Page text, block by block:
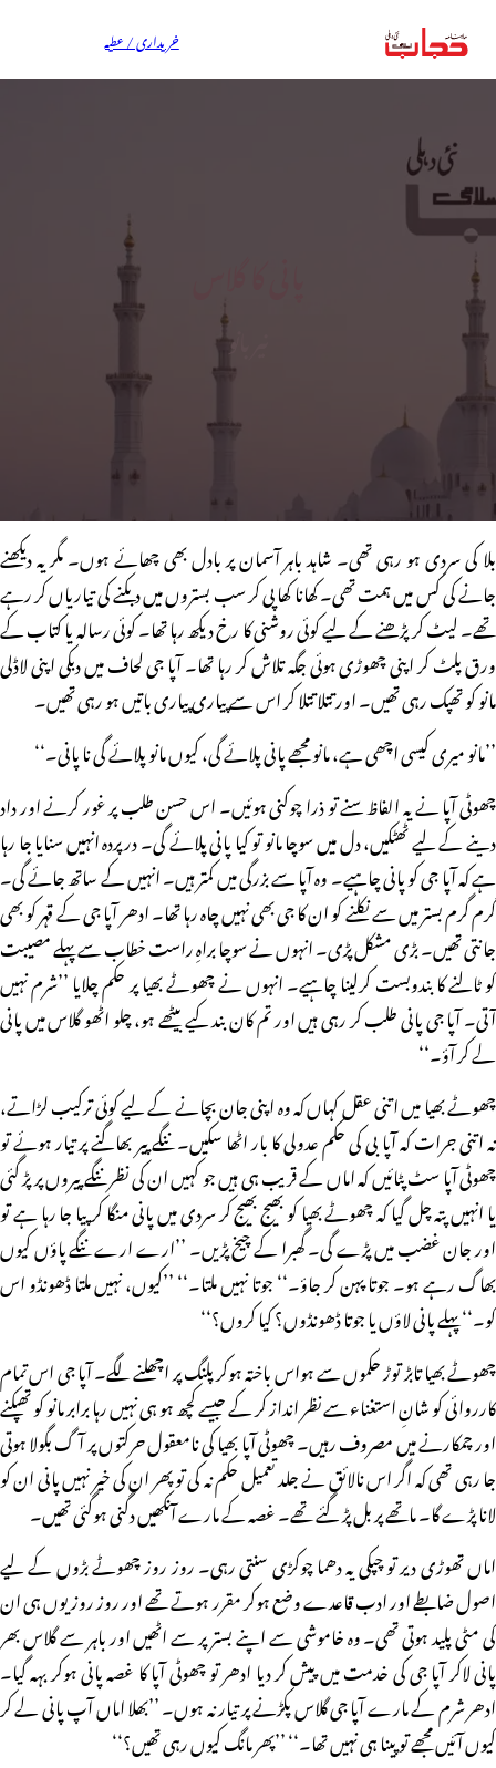
خریداری / عطیہ
نیر بانو
بلا کی سردی ہو رہی تھی۔ شاہد باہر آسمان پر بادل بھی چھائے ہوں۔ مگر یہ دیکھنے
جانے کی کس میں ہمت تھی۔ کھانا کھا پی کر سب بستروں میں دبکنے کی تیاریاں کر رہے
تھے۔ لیٹ کر پڑھنے کے لیے کوئی روشنی کا رخ دیکھ رہا تھا۔ کوئی رسالہ یا کتاب کے
ورق پلٹ کر اپنی چھوڑی ہوئی جگہ تلاش کر رہا تھا۔ آپا جی لحاف میں دبکی اپنی لاڈلی
مانو کو تھپک رہی تھیں۔ اور تتلا تتلا کر اس سے پیاری پیاری باتیں ہو رہی تھیں۔
’’مانو میری کیسی اچھی ہے، مانو مجھے پانی پلائے گی، کیوں مانو پلائے گی نا پانی۔‘‘
چھوٹی آپا نے یہ الفاظ سنے تو ذرا چوکنی ہوئیں۔ اس حسن طلب پر غور کرنے اور داد
دینے کے لیے ٹھٹکیں، دل میں سوچا مانو تو کیا پانی پلائے گی۔ درپردہ انہیں سنایا جا رہا
ہے کہ آپا جی کو پانی چاہیے۔ وہ آپا سے بزرگی میں کمتر ہیں۔ انہیں کے ساتھ جائے گی۔
گرم گرم بستر میں سے نکلنے کو ان کا جی بھی نہیں چاہ رہا تھا۔ ادھر آپا جی کے قہر کو بھی
جانتی تھیں۔ بڑی مشکل پڑی۔ انہوں نے سوچا براہِ راست خطاب سے پہلے مصیبت
کو ٹالنے کا بندوبست کرلینا چاہیے۔ انہوں نے چھوٹے بھیا پر حکم چلایا ’’شرم نہیں
آتی۔ آپا جی پانی طلب کر رہی ہیں اور تم کان بند کیے بیٹھے ہو، چلو اٹھو گلاس میں پانی
لے کر آؤ۔‘‘
چھوٹے بھیا میں اتنی عقل کہاں کہ وہ اپنی جان بچانے کے لیے کوئی ترکیب لڑاتے،
نہ اتنی جرات کہ آپا بی کی حکم عدولی کا بار اٹھا سکیں۔ ننگے پیر بھاگنے پر تیار ہوئے تو
چھوٹی آپا سٹ پٹائیں کہ اماں کے قریب ہی ہیں جو کہیں ان کی نظر ننگے پیروں پر پڑ گئی
یا انہیں پتہ چل گیا کہ چھوٹے بھیا کو بھیج بھیج کر سردی میں پانی منگا کر پیا جا رہا ہے تو
اور جان غضب میں پڑے گی۔ گھبرا کے چیخ پڑیں۔ ’’ارے ارے ننگے پاؤں کیوں
بھاگ رہے ہو۔ جوتا پہن کر جاؤ۔‘‘ جوتا نہیں ملتا۔‘‘ ’’کیوں، نہیں ملتا ڈھونڈو اس
کو۔‘‘ پہلے پانی لاؤں یا جوتا ڈھونڈوں؟ کیا کروں؟‘‘
چھوٹے بھیا تابڑ توڑ حکموں سے ہواس باختہ ہوکر پلنگ پر اچھلنے لگے۔ آپا جی اس تمام
کارروائی کو شانِ استغناء سے نظر انداز کر کے جیسے کچھ ہو ہی نہیں رہا برابر مانو کو تھپکنے
اور چمکارنے میں مصروف رہیں۔ چھوٹی آپا بھیا کی نامعقول حرکتوں پر آگ بگولا ہوتی
جا رہی تھی کہ اگر اس نالائق نے جلد تعمیل حکم نہ کی تو پھر ان کی خیر نہیں پانی ان کو
لانا پڑے گا۔ ماتھے پر بل پڑ گئے تھے۔ غصہ کے مارے آنکھیں دگنی ہوگئی تھیں۔
اماں تھوڑی دیر تو چپکی یہ دھما چوکڑی سنتی رہی۔ روز روز چھوٹے بڑوں کے لیے
اصول ضابطے اور ادب قاعدے وضع ہوکر مقرر ہوتے تھے اور روز روز یوں ہی ان
کی مٹی پلید ہوتی تھی۔ وہ خاموشی سے اپنے بستر پر سے اٹھیں اور باہر سے گلاس بھر
پانی لاکر آپا جی کی خدمت میں پیش کر دیا ادھر تو چھوٹی آپا کا غصہ پانی ہوکر بہہ گیا۔
ادھر شرم کے مارے آپا جی گلاس پکڑنے پر تیار نہ ہوں۔ ’’بھلا اماں آپ پانی لے کر
کیوں آئیں مجھے تو پینا ہی نہیں تھا۔‘‘ ’’پھر مانگ کیوں رہی تھیں؟‘‘